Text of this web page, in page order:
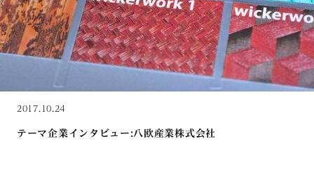
2017.10.24
テーマ企業インタビュー:八欧産業株式会社